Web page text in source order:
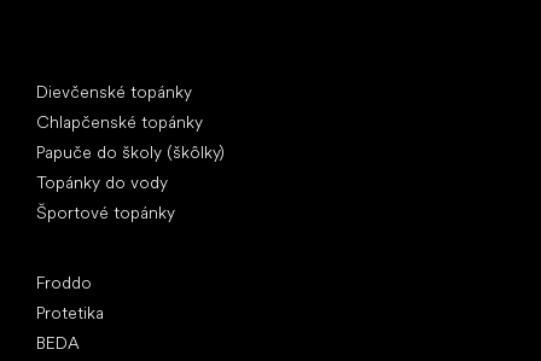
Dievčenské topánky
Chlapčenské topánky
Papuče do školy (škôlky)
Topánky do vody
Športové topánky
Froddo
Protetika
BEDA